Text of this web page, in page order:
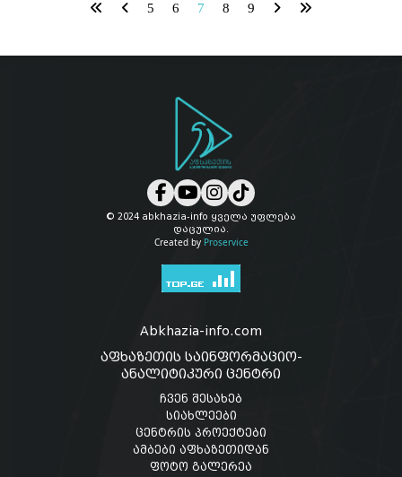
5 6 7 8 9
© 2024 abkhazia-info ყველა უფლება
დაცულია.
Created by Proservice
Abkhazia-info.com
აფხაზეთის საინფორმაციო-
ანალიტიკური ცენტრი
ჩვენ შესახებ
სიახლეები
ცენტრის პროექტები
ამბები აფხაზეთიდან
ფოტო გალერეა